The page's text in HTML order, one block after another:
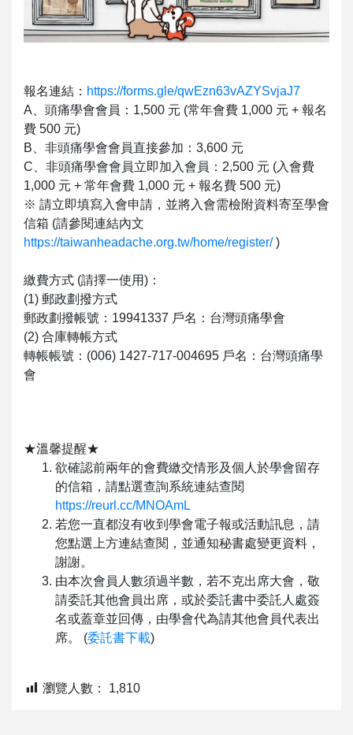
報名連結： https://forms.gle/qwEzn63vAZYSvjaJ7
A、頭痛學會會員：1,500 元 (常年會費 1,000 元 + 報名
費 500 元)
B、非頭痛學會會員直接參加：3,600 元
C、非頭痛學會會員立即加入會員：2,500 元 (入會費
1,000 元 + 常年會費 1,000 元 + 報名費 500 元)
※ 請立即填寫入會申請，並將入會需檢附資料寄至學會
信箱 (請參閱連結內文
https://taiwanheadache.org.tw/home/register/ )
繳費方式 (請擇一使用)：
(1) 郵政劃撥方式
郵政劃撥帳號：19941337 戶名：台灣頭痛學會
(2) 合庫轉帳方式
轉帳帳號：(006) 1427-717-004695 戶名：台灣頭痛學
會
★溫馨提醒★
欲確認前兩年的會費繳交情形及個人於學會留存
的信箱，請點選查詢系統連結查閱
https://reurl.cc/MNOAmL
若您一直都沒有收到學會電子報或活動訊息，請
您點選上方連結查閱，並通知秘書處變更資料，
謝謝。
由本次會員人數須過半數，若不克出席大會，敬
請委託其他會員出席，或於委託書中委託人處簽
名或蓋章並回傳，由學會代為請其他會員代表出
席。 (委託書下載)
瀏覽人數： 1,810